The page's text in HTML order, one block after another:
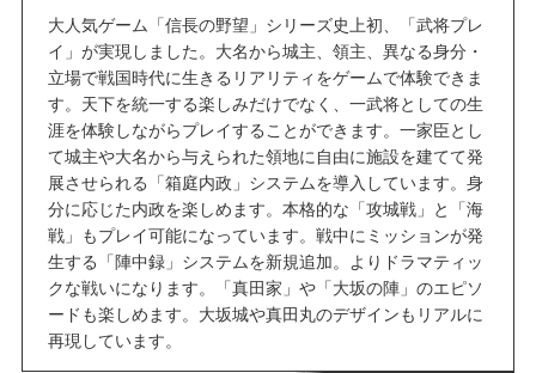
大人気ゲーム「信長の野望」シリーズ史上初、「武将プレ
イ」が実現しました。大名から城主、領主、異なる身分・
立場で戦国時代に生きるリアリティをゲームで体験できま
す。天下を統一する楽しみだけでなく、一武将としての生
涯を体験しながらプレイすることができます。一家臣とし
て城主や大名から与えられた領地に自由に施設を建てて発
展させられる「箱庭内政」システムを導入しています。身
分に応じた内政を楽しめます。本格的な「攻城戦」と「海
戦」もプレイ可能になっています。戦中にミッションが発
生する「陣中録」システムを新規追加。よりドラマティッ
クな戦いになります。「真田家」や「大坂の陣」のエピソ
ードも楽しめます。大坂城や真田丸のデザインもリアルに
再現しています。